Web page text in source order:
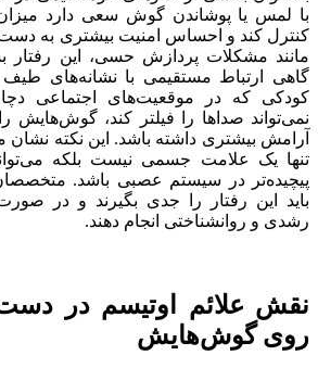
با لمس یا پوشاندن گوش سعی دارد
کنترل کند و احساس امنیت بیشتری به دست
مانند مشکلات پردازش حسی، این رفتار
گاهی ارتباط مستقیمی با نشانه‌های
کودکی که در موقعیت‌های اجتماعی
نمی‌تواند صداها را فیلتر کند، گوش‌هایش
آرامش بیشتری داشته باشد. این نکته
تنها یک علامت جسمی نیست بلکه
پیچیده‌تر در سیستم عصبی باشد. متخصصان
باید این رفتار را جدی بگیرند و در
رشدی و روانشناختی انجام دهند.
نقش علائم اوتیسم در
روی گوش‌هایش